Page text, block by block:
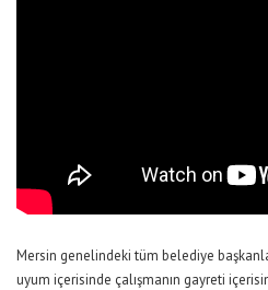
Mersin genelindeki tüm belediye
uyum içerisinde çalışmanın gayreti